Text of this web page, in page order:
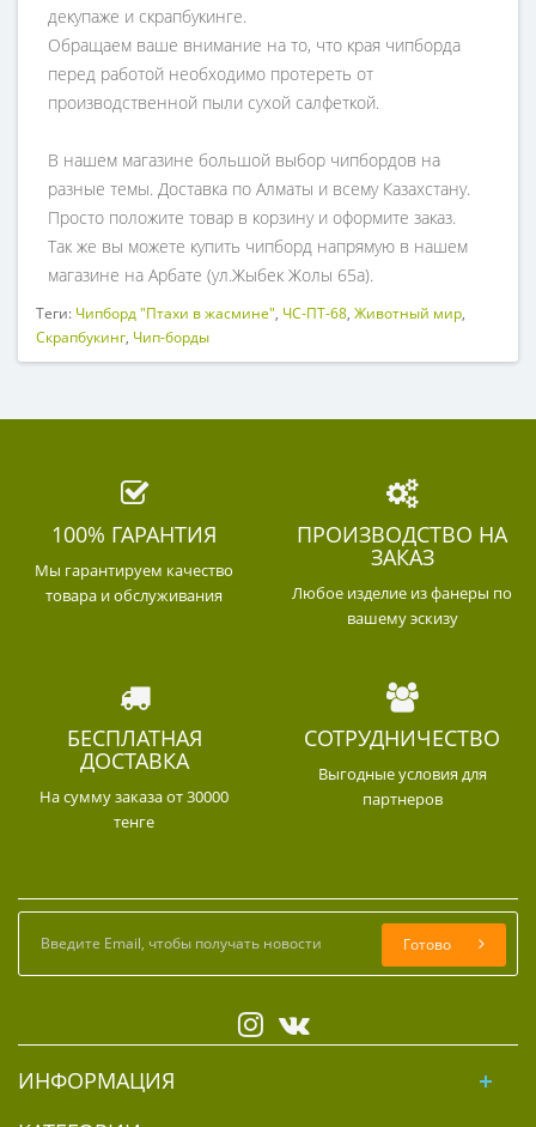
декупаже и скрапбукинге.
Обращаем ваше внимание на то, что края чипборда
перед работой необходимо протереть от
производственной пыли сухой салфеткой.
В нашем магазине большой выбор чипбордов на
разные темы. Доставка по Алматы и всему Казахстану.
Просто положите товар в корзину и оформите заказ.
Так же вы можете купить чипборд напрямую в нашем
магазине на Арбате (ул.Жыбек Жолы 65а).
Теги: Чипборд "Птахи в жасмине", ЧС-ПТ-68, Животный мир,
Скрапбукинг, Чип-борды
100% ГАРАНТИЯ
Мы гарантируем качество
товара и обслуживания
ПРОИЗВОДСТВО НА
ЗАКАЗ
Любое изделие из фанеры по
вашему эскизу
БЕСПЛАТНАЯ
ДОСТАВКА
На сумму заказа от 30000
тенге
СОТРУДНИЧЕСТВО
Выгодные условия для
партнеров
Готово
ИНФОРМАЦИЯ